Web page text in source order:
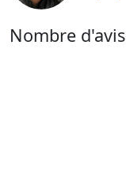
Nombre